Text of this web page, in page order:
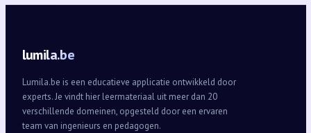
lumila.be
Lumila.be is een educatieve applicatie ontwikkeld door
experts. Je vindt hier leermateriaal uit meer dan 20
verschillende domeinen, opgesteld door een ervaren
team van ingenieurs en pedagogen.